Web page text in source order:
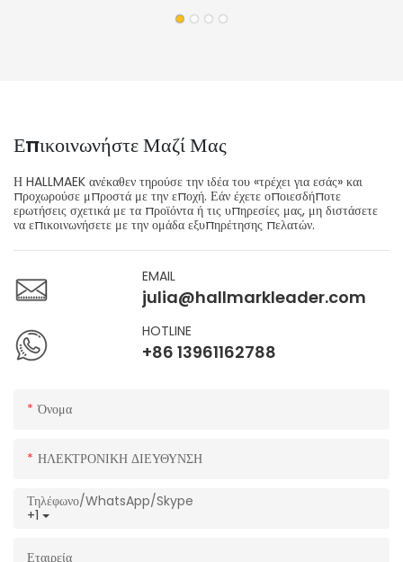
Επικοινωνήστε Μαζί Μας
Η HALLMAEK ανέκαθεν τηρούσε την ιδέα του «τρέχει για εσάς» και
προχωρούσε μπροστά με την εποχή. Εάν έχετε οποιεσδήποτε
ερωτήσεις σχετικά με τα προϊόντα ή τις υπηρεσίες μας, μη διστάσετε
να επικοινωνήσετε με την ομάδα εξυπηρέτησης πελατών.
EMAIL
julia@hallmarkleader.com
HOTLINE
+86 13961162788
Όνομα
ΗΛΕΚΤΡΟΝΙΚΗ ΔΙΕΥΘΥΝΣΗ
+1
Τηλέφωνο/WhatsApp/Skype
Εταιρεία